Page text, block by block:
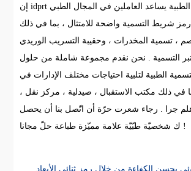
إن idprt تسمية الطابعة الطبية يساعد العاملين في المجال الطبي
رمز شريط التسمية واضحة للامتثال ، بما في ذلك
، تسمية المخدرات ، وحقيبة التسريب الوريدي
التسمية . نحن نقدم مجموعة شاملة من حلول
الطبية لتلبية احتياجات مختلف الإدارات في
في ذلك مكتب الاستقبال ، صيدلية ، مركز نقل ،
جرا . رجاء شعرت حرّة أن اتّصل بنا أن يحصل
ك شخصيّة طبّيّة علامة مميّزة طباعة حلّ مجانا !
يحسن الكفاءة من خلال رمز ثنائي الأبعاد